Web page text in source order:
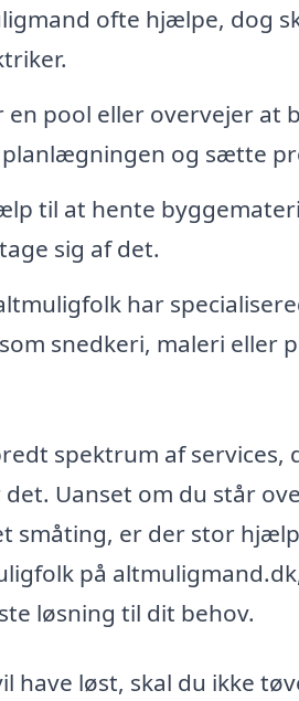
ofte hjælpe, dog
en pool eller overvejer at
og sætte
til at hente
sig af det.
har
snedkeri, maleri eller
spektrum af services,
Uanset om du står
er der stor
på
løsning til dit behov.
have løst, skal du ikke